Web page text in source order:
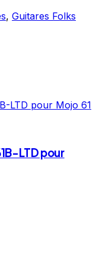
, Guitares Folks
LTD pour